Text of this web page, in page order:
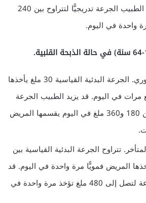
في اليوم. قد يزيد الطبيب الجرعة تدريجيًّا لتتراوح بين 240
أقراص التحرر الفوري. الجرعة البدئية القياسية 30 ملغ يأخذها
مرات في اليوم. قد يزيد الطبيب الجرعة
تدريجيًّا لتتراوح بين 180 و360 ملغ في اليوم يقسمها المريض
تتراوح الجرعة البدئية القياسية بين
ملغ يأخذها المريض فمويًّا مرة واحدة في اليوم. قد
يزيد الطبيب الجرعة لتصل إلى 480 ملغ تؤخذ مرة واحدة في